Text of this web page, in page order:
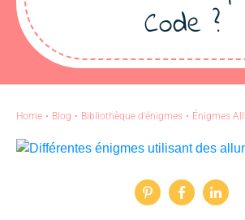
Code ?
Home • Blog • Bibliothèque d'énigmes •